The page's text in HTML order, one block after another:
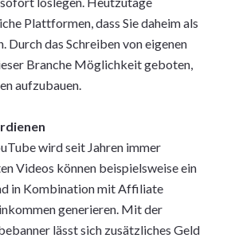
Plattformen, dass Sie daheim als
Durch das Schreiben von eigenen
Branche Möglichkeit geboten,
aufzubauen.
wird seit Jahren immer
Videos können beispielsweise ein
in Kombination mit Affiliate
generieren. Mit der
lässt sich zusätzliches Geld